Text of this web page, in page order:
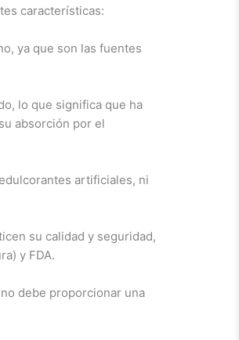
características:
ya que son las fuentes
lo que significa que ha
absorción por el
artificiales, ni
su calidad y seguridad,
y FDA.
debe proporcionar una